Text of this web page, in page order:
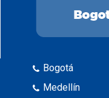
Bogotá
Medellín